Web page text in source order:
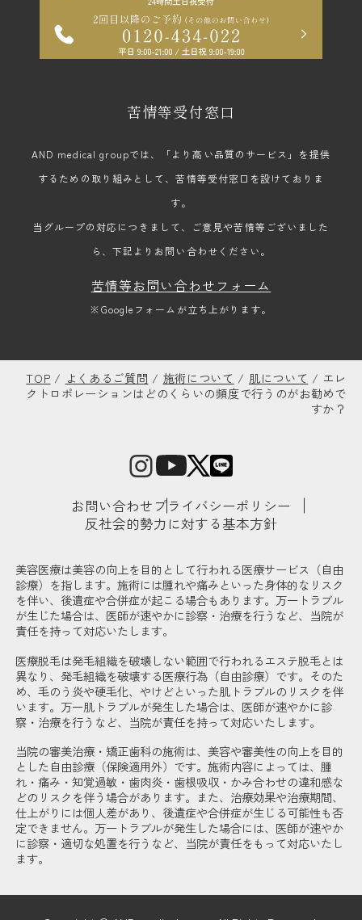
苦情等受付窓口
AND medical groupでは、「より高い品質のサービス」を提供
するための取り組みとして、苦情等受付窓口を設けておりま
す。
当グループの対応につきまして、ご意見や苦情等ございました
ら、下記よりお問い合わせください。
苦情等お問い合わせフォーム
※Googleフォームが立ち上がります。
TOP / よくあるご質問 / 施術について / 肌について / エレ
クトロポレーションはどのくらいの頻度で行うのがお勧めで
すか？
お問い合わせ プライバシーポリシー
反社会的勢力に対する基本方針
美容医療は美容の向上を目的として行われる医療サービス（自由
診療）を指します。施術には腫れや痛みといった身体的なリスク
を伴い、後遺症や合併症が起こる場合もあります。万一トラブル
が生じた場合は、医師が速やかに診察・治療を行うなど、当院が
責任を持って対応いたします。
医療脱毛は発毛組織を破壊しない範囲で行われるエステ脱毛とは
異なり、発毛組織を破壊する医療行為（自由診療）です。そのた
め、毛のう炎や硬毛化、やけどといった肌トラブルのリスクを伴
います。万一肌トラブルが発生した場合は、医師が速やかに診
察・治療を行うなど、当院が責任を持って対応いたします。
当院の審美治療・矯正歯科の施術は、美容や審美性の向上を目的
とした自由診療（保険適用外）です。施術内容によっては、腫
れ・痛み・知覚過敏・歯肉炎・歯根吸収・かみ合わせの違和感な
どのリスクを伴う場合があります。また、治療効果や治療期間、
仕上がりには個人差があり、後遺症や合併症が生じる可能性も否
定できません。万一トラブルが発生した場合には、医師が速やか
に診察・適切な処置を行うなど、当院が責任をもって対応いたし
ます。